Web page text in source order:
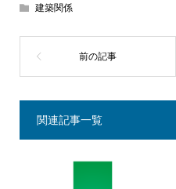
建築関係
関連記事一覧